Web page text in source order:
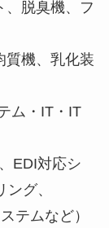
、脱臭機、フ
質機、乳化装
ム・IT・IT
EDI対応シ
グ、
テムなど）